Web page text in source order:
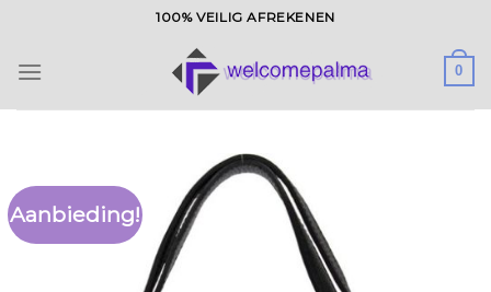
inhoud
100% VEILIG AFREKENEN
0
Aanbieding!